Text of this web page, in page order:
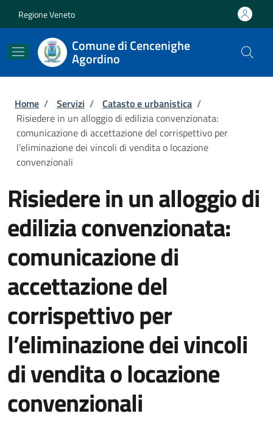
Regione Veneto
Comune di Cencenighe
Agordino
Briciole di pane
Home / Servizi / Catasto e urbanistica /
Risiedere in un alloggio di edilizia convenzionata:
comunicazione di accettazione del corrispettivo per
l’eliminazione dei vincoli di vendita o locazione
convenzionali
Risiedere in un alloggio di
edilizia convenzionata:
comunicazione di
accettazione del
corrispettivo per
l’eliminazione dei vincoli
di vendita o locazione
convenzionali